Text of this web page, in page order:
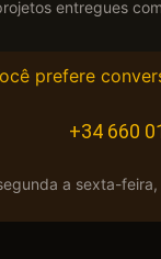
entregues
prefere
+34 660
a sexta-